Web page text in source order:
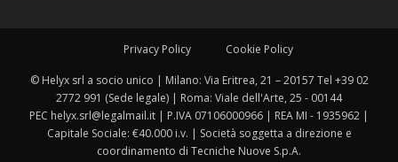
Privacy Policy Cookie Policy
© Helyx srl a socio unico | Milano: Via Eritrea, 21 – 20157 Tel +39 02
2772 991 (Sede legale) | Roma: Viale dell'Arte, 25 - 00144
PEC helyx.srl@legalmail.it | P.IVA 07106000966 | REA MI - 1935962 |
Capitale Sociale: €40.000 i.v. | Società soggetta a direzione e
coordinamento di Tecniche Nuove S.p.A.